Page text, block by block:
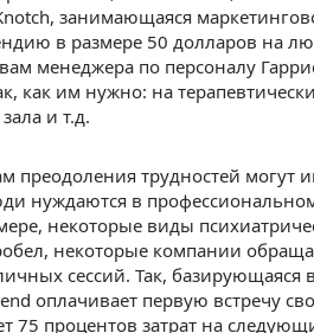
занимающаяся
в размере 50 долларов на
менеджера по персоналу
как им нужно: на
и т.д.
преодоления трудностей могут
нуждаются в
некоторые виды
некоторые компании
сессий. Так, базирующаяся
оплачивает первую встречу
75 процентов затрат на